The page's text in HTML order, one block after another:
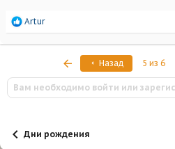
Р
а
и
и
:
Artur
ПервыйНазад 5 из 6
Вам необходимо войти или
Дни рождения